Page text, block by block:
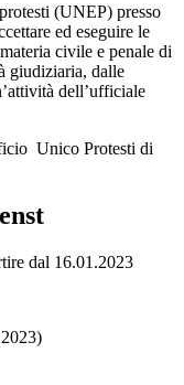
(UNEP) presso
ed eseguire le
civile e penale di
giudiziaria, dalle
dell’ufficiale
Unico Protesti di
dal 16.01.2023